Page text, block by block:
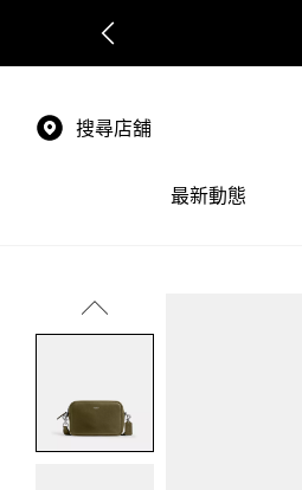
搜尋店舖
最新動態